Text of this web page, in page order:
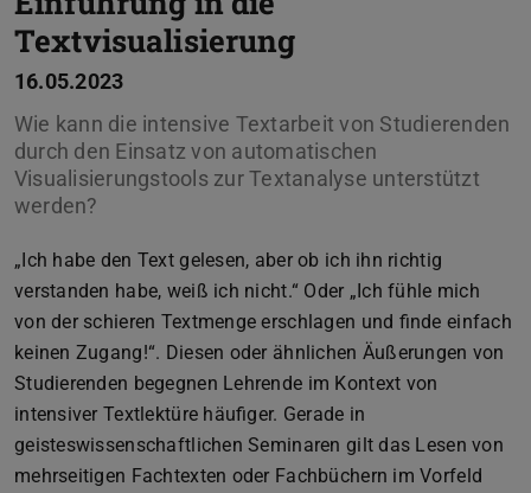
Textvisualisierung
16.05.2023
Wie kann die intensive Textarbeit von Studierenden
durch den Einsatz von automatischen
Visualisierungstools zur Textanalyse unterstützt
werden?
„Ich habe den Text gelesen, aber ob ich ihn richtig
verstanden habe, weiß ich nicht.“ Oder „Ich fühle mich
von der schieren Textmenge erschlagen und finde einfach
keinen Zugang!“. Diesen oder ähnlichen Äußerungen von
Studierenden begegnen Lehrende im Kontext von
intensiver Textlektüre häufiger. Gerade in
geisteswissenschaftlichen Seminaren gilt das Lesen von
mehrseitigen Fachtexten oder Fachbüchern im Vorfeld